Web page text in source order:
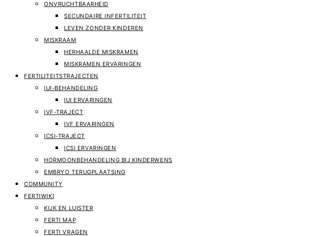
ONVRUCHTBAARHEID
SECUNDAIRE INFERTILITEIT
LEVEN ZONDER KINDEREN
MISKRAAM
HERHAALDE MISKRAMEN
MISKRAMEN ERVARINGEN
FERTILITEITSTRAJECTEN
IUI-BEHANDELING
IUI ERVARINGEN
IVF-TRAJECT
IVF ERVARINGEN
ICSI-TRAJECT
ICSI ERVARINGEN
HORMOONBEHANDELING BIJ KINDERWENS
EMBRYO TERUGPLAATSING
COMMUNITY
FERTIWIKI
KIJK EN LUISTER
FERTI MAP
FERTI VRAGEN